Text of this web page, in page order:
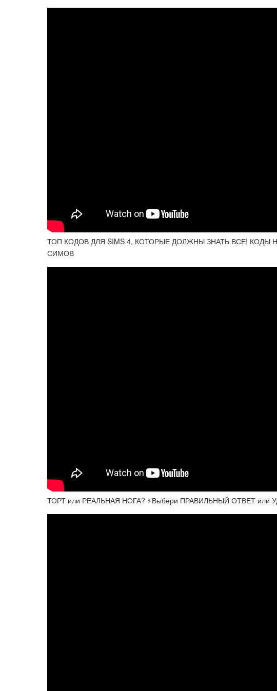
ТОП КОДОВ ДЛЯ SIMS 4, КОТОРЫЕ ДОЛЖНЫ ЗНАТЬ ВСЕ! КОДЫ
СИМОВ
ТОРТ или РЕАЛЬНАЯ НОГА? ⚡️Выбери ПРАВИЛЬНЫЙ ОТВЕТ или